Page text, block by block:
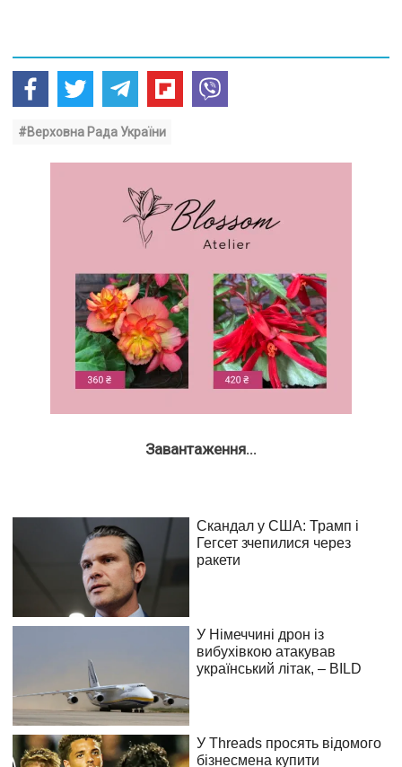
#Верховна Рада України
Завантаження...